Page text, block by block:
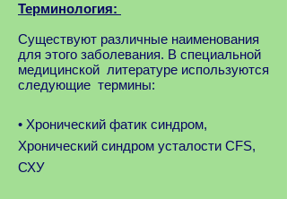
Терминология:
Существуют различные наименования
для этого заболевания. В специальной
медицинской литературе используются
следующие термины:
• Хронический фатик синдром,
Хронический синдром усталости CFS,
СХУ